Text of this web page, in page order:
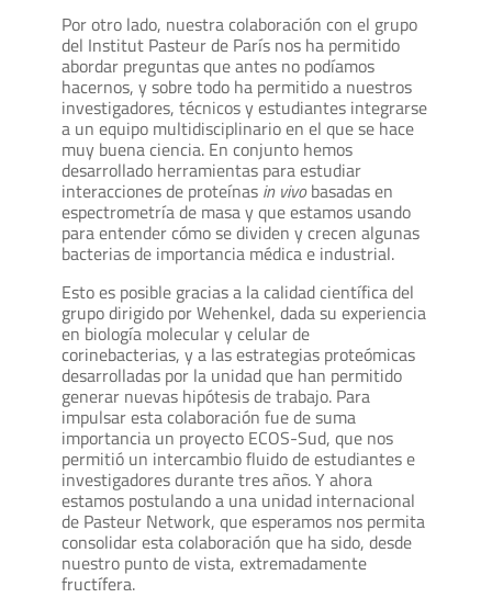
Por otro lado, nuestra colaboración con el grupo
del Institut Pasteur de París nos ha permitido
abordar preguntas que antes no podíamos
hacernos, y sobre todo ha permitido a nuestros
investigadores, técnicos y estudiantes integrarse
a un equipo multidisciplinario en el que se hace
muy buena ciencia. En conjunto hemos
desarrollado herramientas para estudiar
interacciones de proteínas in vivobasadas en
espectrometría de masa y que estamos usando
para entender cómo se dividen y crecen algunas
bacterias de importancia médica e industrial.
Esto es posible gracias a la calidad científica del
grupo dirigido por Wehenkel, dada su experiencia
en biología molecular y celular de
corinebacterias, y a las estrategias proteómicas
desarrolladas por la unidad que han permitido
generar nuevas hipótesis de trabajo. Para
impulsar esta colaboración fue de suma
importancia un proyecto ECOS-Sud, que nos
permitió un intercambio fluido de estudiantes e
investigadores durante tres años. Y ahora
estamos postulando a una unidad internacional
de Pasteur Network, que esperamos nos permita
consolidar esta colaboración que ha sido, desde
nuestro punto de vista, extremadamente
fructífera.